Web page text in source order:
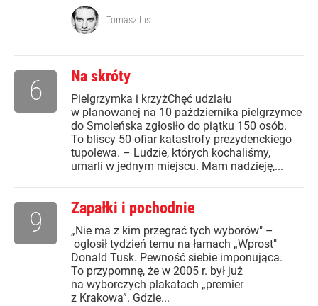
Tomasz Lis
Na skróty
Pielgrzymka i krzyżChęć udziału
w planowanej na 10 października pielgrzymce
do Smoleńska zgłosiło do piątku 150 osób.
To bliscy 50 ofiar katastrofy prezydenckiego
tupolewa. – Ludzie, których kochaliśmy,
umarli w jednym miejscu. Mam nadzieję,...
6
Zapałki i pochodnie
„Nie ma z kim przegrać tych wyborów" –
ogłosił tydzień temu na łamach „Wprost"
Donald Tusk. Pewność siebie imponująca.
To przypomnę, że w 2005 r. był już
na wyborczych plakatach „premier
z Krakowa”. Gdzie...
9